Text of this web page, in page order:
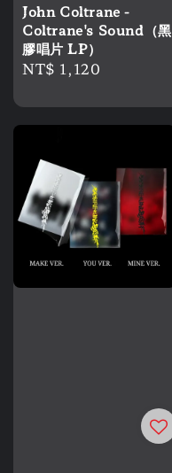
John Coltrane -
Coltrane's Sound（黑
膠唱片 LP）
Regular
NT$ 1,120